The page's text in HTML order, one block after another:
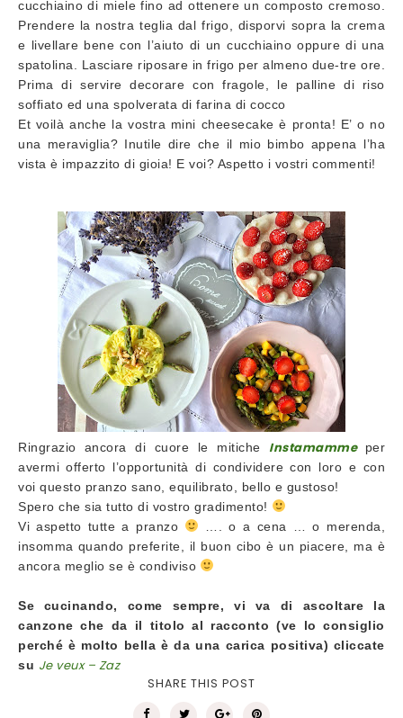
cucchiaino di miele fino ad ottenere un composto cremoso.
Prendere la nostra teglia dal frigo, disporvi sopra la crema
e livellare bene con l’aiuto di un cucchiaino oppure di una
spatolina. Lasciare riposare in frigo per almeno due-tre ore.
Prima di servire decorare con fragole, le palline di riso
soffiato ed una spolverata di farina di cocco
Et voilà anche la vostra mini cheesecake è pronta! E’ o no
una meraviglia? Inutile dire che il mio bimbo appena l’ha
vista è impazzito di gioia! E voi? Aspetto i vostri commenti!
Ringrazio ancora di cuore le mitiche Instamamme per
avermi offerto l’opportunità di condividere con loro e con
voi questo pranzo sano, equilibrato, bello e gustoso!
Spero che sia tutto di vostro gradimento!
Vi aspetto tutte a pranzo
…. o a cena … o merenda,
insomma quando preferite, il buon cibo è un piacere, ma è
ancora meglio se è condiviso
Se cucinando, come sempre, vi va di ascoltare la
canzone che da il titolo al racconto (ve lo consiglio
perché è molto bella è da una carica positiva) cliccate
su Je veux – Zaz
SHARE THIS POST